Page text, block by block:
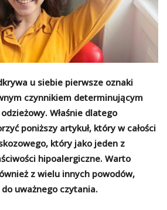
u siebie pierwsze oznaki
czynnikiem determinującym
Właśnie dlatego
poniższy artykuł, który w całości
który jako jeden z
hipoalergiczne. Warto
z wielu innych powodów,
uważnego czytania.